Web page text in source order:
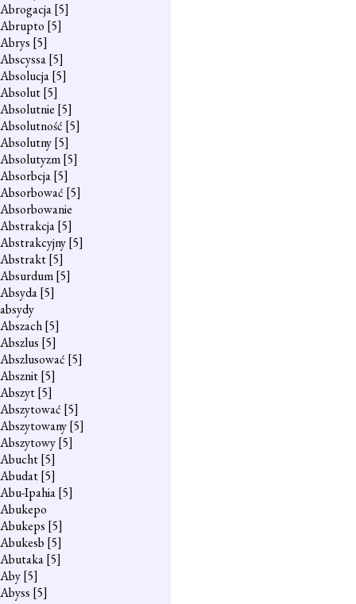
Abrogacja[5]
Abrupto [5]
Abrys [5]
Abscyssa[5]
Absolucja[5]
Absolut[5]
Absolutnie [5]
Absolutność [5]
Absolutny[5]
Absolutyzm[5]
Absorbcja[5]
Absorbować [5]
Absorbowanie
Abstrakcja[5]
Abstrakcyjny[5]
Abstrakt[5]
Absurdum[5]
Absyda[5]
absydy
Abszach[5]
Abszlus [5]
Abszlusować [5]
Absznit[5]
Abszyt[5]
Abszytować [5]
Abszytowany[5]
Abszytowy[5]
Abucht[5]
Abudat[5]
Abu-Ipahia[5]
Abukepo
Abukeps [5]
Abukesb [5]
Abutaka[5]
Aby[5]
Abyss [5]